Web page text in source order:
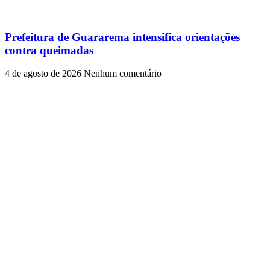
Prefeitura de Guararema intensifica orientações
contra queimadas
4 de agosto de 2026 Nenhum comentário